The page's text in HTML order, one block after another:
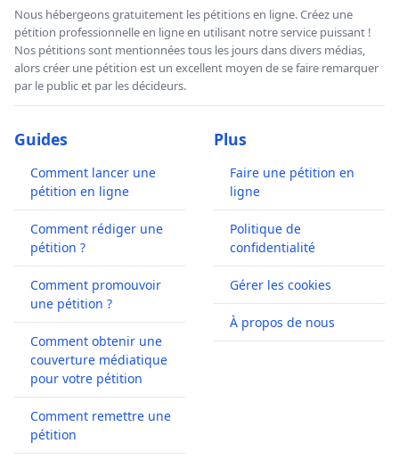
Nous hébergeons gratuitement les pétitions en ligne. Créez une
pétition professionnelle en ligne en utilisant notre service puissant !
Nos pétitions sont mentionnées tous les jours dans divers médias,
alors créer une pétition est un excellent moyen de se faire remarquer
par le public et par les décideurs.
Guides
Comment lancer une
pétition en ligne
Comment rédiger une
pétition ?
Comment promouvoir
une pétition ?
Comment obtenir une
couverture médiatique
pour votre pétition
Comment remettre une
pétition
Plus
Faire une pétition en
ligne
Politique de
confidentialité
Gérer les cookies
À propos de nous